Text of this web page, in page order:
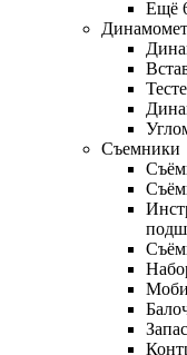
Ещё
Съемники